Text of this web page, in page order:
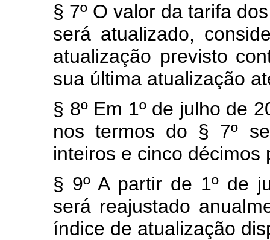
§ 7º O valor da tarifa
será atualizado,
atualização previsto
sua última atualização
§ 8º Em 1º de julho de
nos termos do § 7º
inteiros e cinco décimos
§ 9º A partir de 1º de
será reajustado
índice de atualização